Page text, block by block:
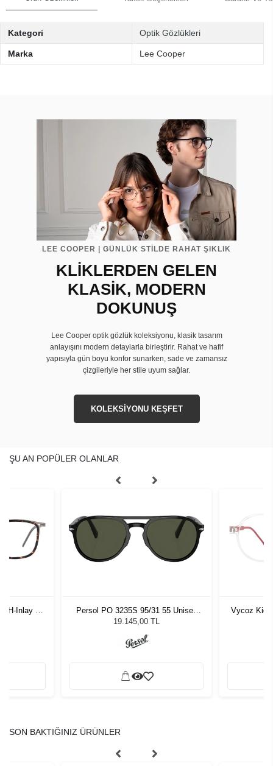
Kategori Optik Gözlükleri
Marka Lee Cooper
LEE COOPER | GÜNLÜK STİLDE RAHAT ŞIKLIK
KLİKLERDEN GELEN
KLASİK, MODERN
DOKUNUŞ
Lee Cooper optik gözlük koleksiyonu, klasik tasarım
anlayışını modern detaylarla birleştirir. Rahat ve hafif
yapısıyla gün boyu konfor sunarken, sade ve zamansız
çizgileriyle her stile uyum sağlar.
KOLEKSİYONU KEŞFET
ŞU AN POPÜLER OLANLAR
H-Inlay 53-
Persol PO 3235S 95/31 55 Unisex
Güneş Gözlüğü
19.145,00 TL
Vycoz Kids
SON BAKTIĞINIZ ÜRÜNLER